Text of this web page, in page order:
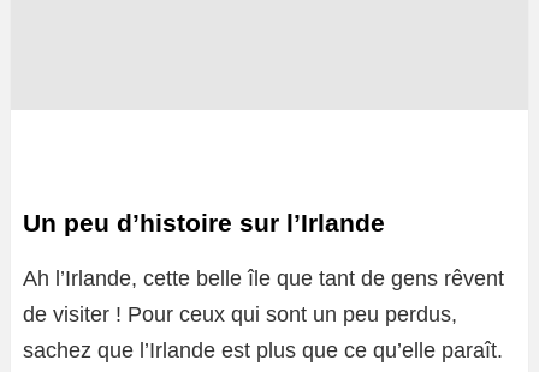
Un peu d’histoire sur l’Irlande
Ah l’Irlande, cette belle île que tant de gens rêvent
de visiter ! Pour ceux qui sont un peu perdus,
sachez que l’Irlande est plus que ce qu’elle paraît.